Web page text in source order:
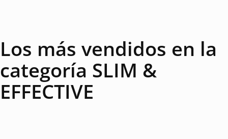
Los más vendidos en la
categoría SLIM &
EFFECTIVE